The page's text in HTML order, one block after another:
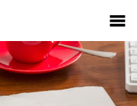
CSR 人材招聘